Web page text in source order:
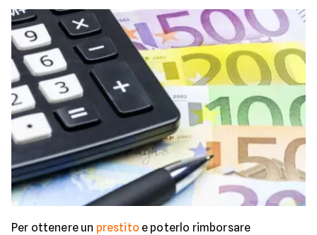
Per ottenere un prestito e poterlo rimborsare